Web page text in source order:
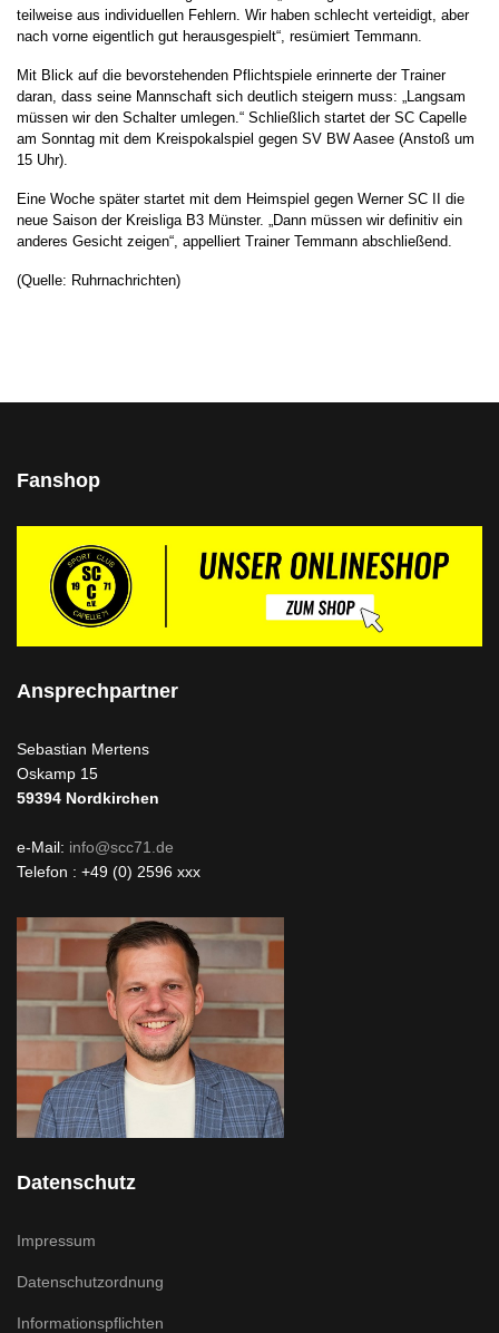
teilweise aus individuellen Fehlern. Wir haben schlecht verteidigt, aber
nach vorne eigentlich gut herausgespielt“, resümiert Temmann.
Mit Blick auf die bevorstehenden Pflichtspiele erinnerte der Trainer
daran, dass seine Mannschaft sich deutlich steigern muss: „Langsam
müssen wir den Schalter umlegen.“ Schließlich startet der SC Capelle
am Sonntag mit dem Kreispokalspiel gegen SV BW Aasee (Anstoß um
15 Uhr).
Eine Woche später startet mit dem Heimspiel gegen Werner SC II die
neue Saison der Kreisliga B3 Münster. „Dann müssen wir definitiv ein
anderes Gesicht zeigen“, appelliert Trainer Temmann abschließend.
(Quelle: Ruhrnachrichten)
Fanshop
Ansprechpartner
Sebastian Mertens
Oskamp 15
59394 Nordkirchen
e-Mail: info@scc71.de
Telefon : +49 (0) 2596 xxx
Datenschutz
Impressum
Datenschutzordnung
Informationspflichten